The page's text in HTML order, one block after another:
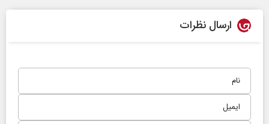
ارسال نظرات